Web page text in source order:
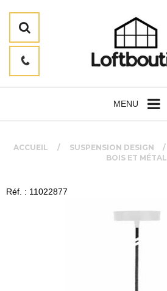
MENU
ACCUEIL SUSPENSION DESIGN
BOIS ET MÉTAL
Réf. : 11022877